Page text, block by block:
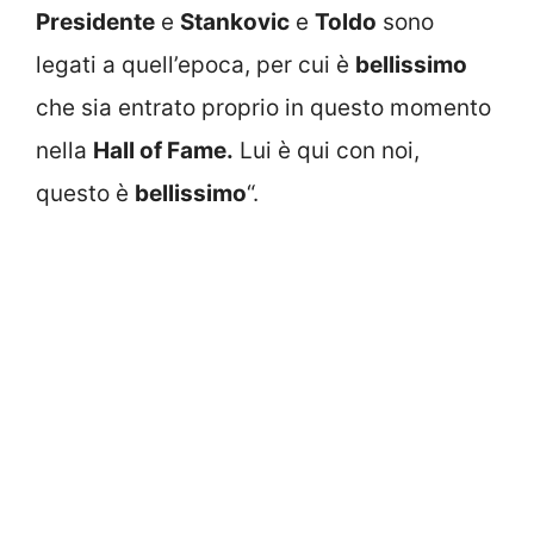
Presidente e Stankovic e Toldo sono
legati a quell’epoca, per cui è bellissimo
che sia entrato proprio in questo momento
nella Hall of Fame. Lui è qui con noi,
questo è bellissimo“.